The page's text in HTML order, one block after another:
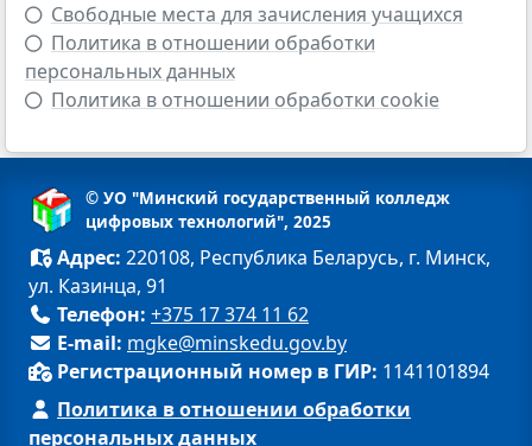
Свободные места для зачисления учащихся
Политика в отношении обработки
персональных данных
Политика в отношении обработки cookie
© УО "Минский государственный колледж
цифровых технологий", 2025
Адрес: 220108, Республика Беларусь, г. Минск,
ул. Казинца, 91
Телефон: +375 17 374 11 62
E-mail: mgke@minskedu.gov.by
Регистрационный номер в ГИР: 1141101894
Политика в отношении обработки
персональных данных